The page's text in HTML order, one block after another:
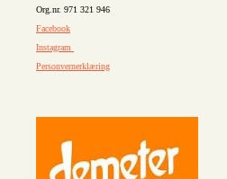
Org.nr. 971 321 946
Facebook
Instagram
Personvernerklæring